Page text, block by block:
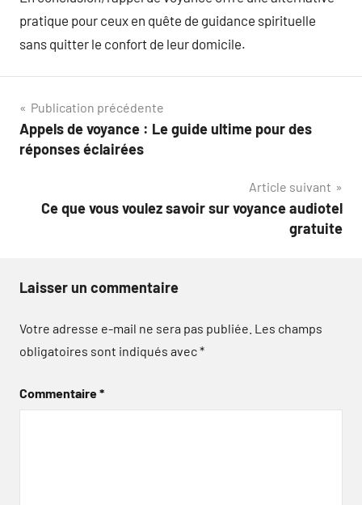
pratique pour ceux en quête de guidance spirituelle
sans quitter le confort de leur domicile.
Navigation
de
Publication précédente
Appels de voyance : Le guide ultime pour des
réponses éclairées
Article suivant
Ce que vous voulez savoir sur voyance audiotel
gratuite
Laisser un commentaire
Votre adresse e-mail ne sera pas publiée. Les champs
obligatoires sont indiqués avec*
Commentaire*